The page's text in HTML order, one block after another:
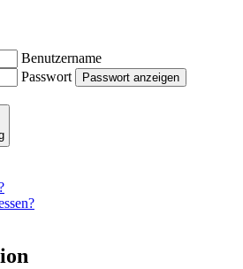
Benutzername
Passwort
Passwort anzeigen